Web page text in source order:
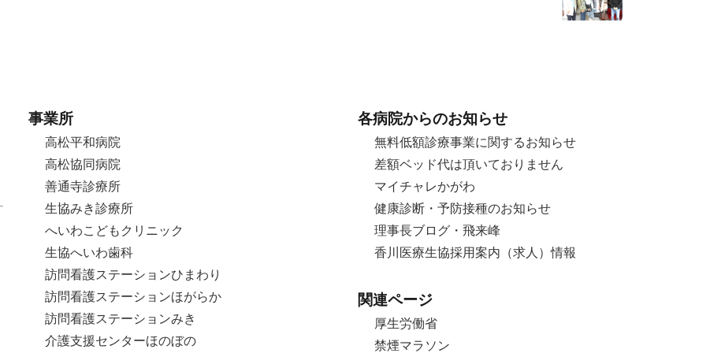
事業所
高松平和病院
高松協同病院
善通寺診療所
生協みき診療所
へいわこどもクリニック
生協へいわ歯科
訪問看護ステーションひまわり
訪問看護ステーションほがらか
訪問看護ステーションみき
介護支援センターほのぼの
各病院からのお知らせ
無料低額診療事業に関するお知らせ
差額ベッド代は頂いておりません
マイチャレかがわ
健康診断・予防接種のお知らせ
理事長ブログ・飛来峰
香川医療生協採用案内（求人）情報
関連ページ
厚生労働省
禁煙マラソン